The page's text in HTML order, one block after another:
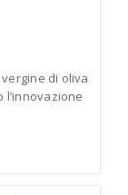
di oliva